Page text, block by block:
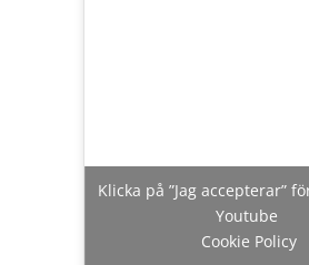
Klicka på ”Jag accepterar”
Youtube
Cookie Policy